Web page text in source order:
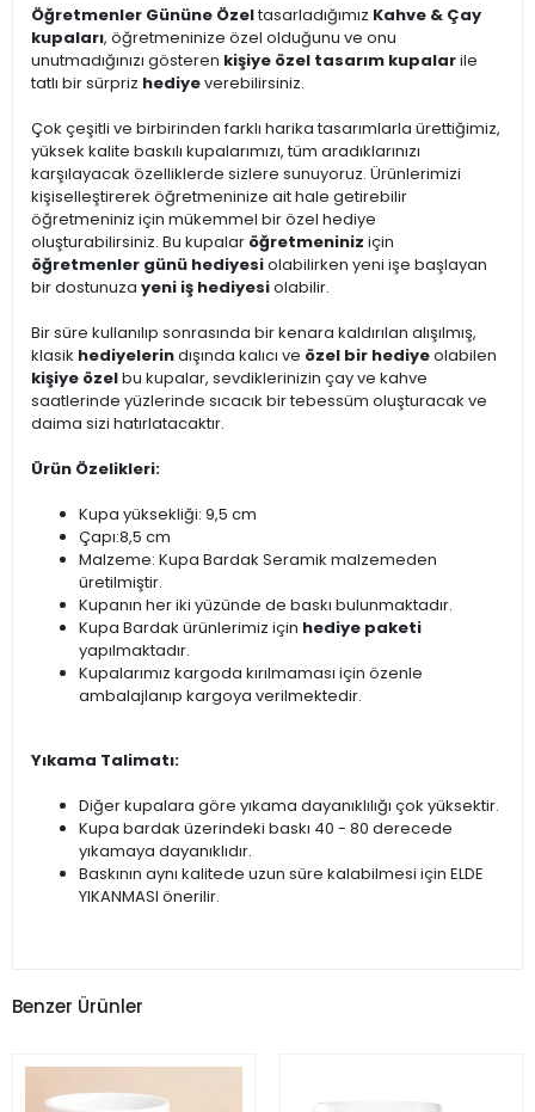
Öğretmenler Gününe Özeltasarladığımız Kahve & Çay
kupaları, öğretmeninize özel olduğunu ve onu
unutmadığınızı gösteren kişiye özel tasarım kupalarile
tatlı bir sürpriz hediyeverebilirsiniz.
Çok çeşitli ve birbirinden farklı harika tasarımlarla ürettiğimiz,
yüksek kalite baskılı kupalarımızı, tüm aradıklarınızı
karşılayacak özelliklerde sizlere sunuyoruz. Ürünlerimizi
kişiselleştirerek öğretmeninize ait hale getirebilir
öğretmeniniz için mükemmel bir özel hediye
oluşturabilirsiniz. Bu kupalar öğretmeniniz için
öğretmenler günü hediyesiolabilirken yeni işe başlayan
bir dostunuza yeni iş hediyesiolabilir.
Bir süre kullanılıp sonrasında bir kenara kaldırılan alışılmış,
klasik hediyelerindışında kalıcı ve özel bir hediyeolabilen
kişiye özelbu kupalar, sevdiklerinizin çay ve kahve
saatlerinde yüzlerinde sıcacık bir tebessüm oluşturacak ve
daima sizi hatırlatacaktır.
Ürün Özelikleri:
Kupa yüksekliği: 9,5 cm
Çapı:8,5 cm
Malzeme: Kupa Bardak Seramik malzemeden
üretilmiştir.
Kupanın her iki yüzünde de baskı bulunmaktadır.
Kupa Bardak ürünlerimiz için hediye paketi
yapılmaktadır.
Kupalarımız kargoda kırılmaması için özenle
ambalajlanıp kargoya verilmektedir.
Yıkama Talimatı:
Diğer kupalara göre yıkama dayanıklılığı çok yüksektir.
Kupa bardak üzerindeki baskı 40 - 80 derecede
yıkamaya dayanıklıdır.
Baskının aynı kalitede uzun süre kalabilmesi için ELDE
YIKANMASI önerilir.
Benzer Ürünler